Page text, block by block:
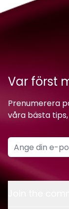
Var först
Prenumerera
våra bästa